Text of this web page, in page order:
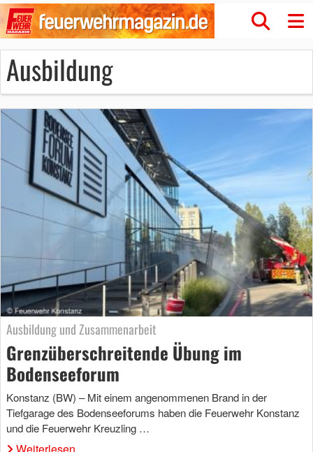
Ausbildung
Ausbildung und Zusammenarbeit
Grenzüberschreitende Übung im
Bodenseeforum
Konstanz (BW) – Mit einem angenommenen Brand in der
Tiefgarage des Bodenseeforums haben die Feuerwehr Konstanz
und die Feuerwehr Kreuzling …
Weiterlesen